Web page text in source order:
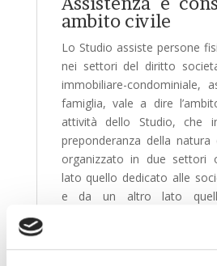
ambito civile
Lo Studio assiste persone
nei settori del diritto
immobiliare-condominiale,
famiglia, vale a dire
attività dello Studio, che
preponderanza della natura
organizzato in due settori
lato quello dedicato alle
e da un altro lato
Condominii e agli
Per quanto concerne le
l’attività di assistenza e